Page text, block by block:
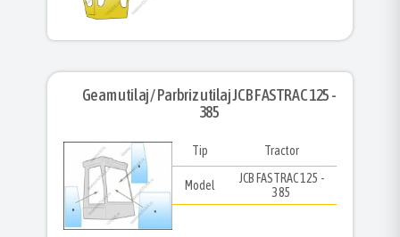
Geam utilaj / Parbriz utilaj JCB FASTRAC 125 -
385
Tip Tractor
Model
JCB FASTRAC 125 -
385